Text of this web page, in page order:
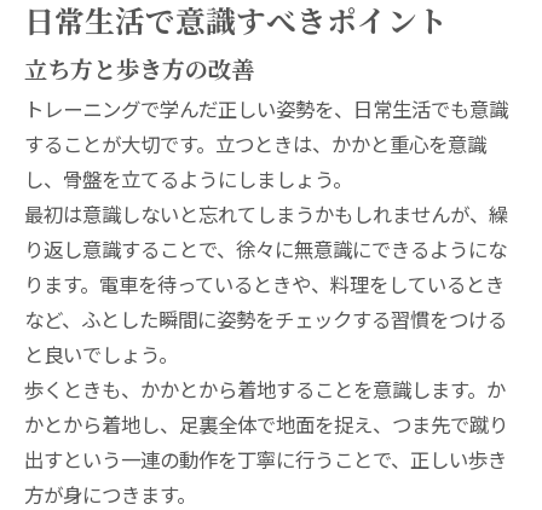
日常生活で意識すべきポイント
立ち方と歩き方の改善
トレーニングで学んだ正しい姿勢を、日常生活でも意識
することが大切です。立つときは、かかと重心を意識
し、骨盤を立てるようにしましょう。
最初は意識しないと忘れてしまうかもしれませんが、繰
り返し意識することで、徐々に無意識にできるようにな
ります。電車を待っているときや、料理をしているとき
など、ふとした瞬間に姿勢をチェックする習慣をつける
と良いでしょう。
歩くときも、かかとから着地することを意識します。か
かとから着地し、足裏全体で地面を捉え、つま先で蹴り
出すという一連の動作を丁寧に行うことで、正しい歩き
方が身につきます。